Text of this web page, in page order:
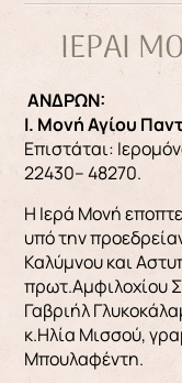
ΙΕΡΑΙ
ΑΝΔΡΩΝ:
Ι. Μονή Αγίου
Επιστάται:
22430– 48270.
Η Ιερά Μονή
υπό την
Καλύμνου και
πρωτ.Αμφιλοχίου
Γαβριήλ
κ.Ηλία Μισσού,
Μπουλαφέντη.